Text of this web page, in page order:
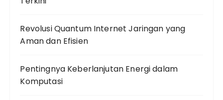
Revolusi Quantum Internet Jaringan yang
Aman dan Efisien
Pentingnya Keberlanjutan Energi dalam
Komputasi